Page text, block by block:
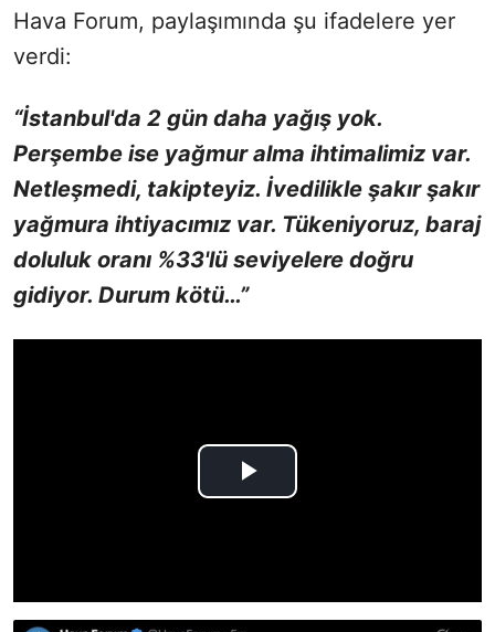
Hava Forum, paylaşımında şu ifadelere yer
verdi:
“İstanbul'da 2 gün daha yağış yok.
Perşembe ise yağmur alma ihtimalimiz var.
Netleşmedi, takipteyiz. İvedilikle şakır şakır
yağmura ihtiyacımız var. Tükeniyoruz, baraj
doluluk oranı %33'lü seviyelere doğru
gidiyor. Durum kötü…”